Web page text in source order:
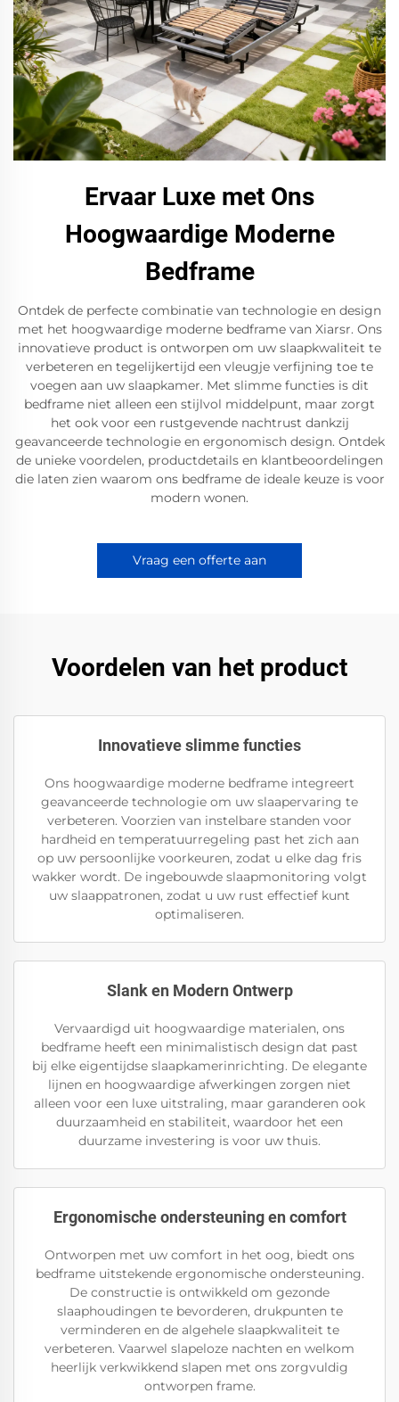
Ervaar Luxe met Ons
Hoogwaardige Moderne
Bedframe
Ontdek de perfecte combinatie van technologie en design
met het hoogwaardige moderne bedframe van Xiarsr. Ons
innovatieve product is ontworpen om uw slaapkwaliteit te
verbeteren en tegelijkertijd een vleugje verfijning toe te
voegen aan uw slaapkamer. Met slimme functies is dit
bedframe niet alleen een stijlvol middelpunt, maar zorgt
het ook voor een rustgevende nachtrust dankzij
geavanceerde technologie en ergonomisch design. Ontdek
de unieke voordelen, productdetails en klantbeoordelingen
die laten zien waarom ons bedframe de ideale keuze is voor
modern wonen.
Vraag een offerte aan
Voordelen van het product
Innovatieve slimme functies
Ons hoogwaardige moderne bedframe integreert
geavanceerde technologie om uw slaapervaring te
verbeteren. Voorzien van instelbare standen voor
hardheid en temperatuurregeling past het zich aan
op uw persoonlijke voorkeuren, zodat u elke dag fris
wakker wordt. De ingebouwde slaapmonitoring volgt
uw slaappatronen, zodat u uw rust effectief kunt
optimaliseren.
Slank en Modern Ontwerp
Vervaardigd uit hoogwaardige materialen, ons
bedframe heeft een minimalistisch design dat past
bij elke eigentijdse slaapkamerinrichting. De elegante
lijnen en hoogwaardige afwerkingen zorgen niet
alleen voor een luxe uitstraling, maar garanderen ook
duurzaamheid en stabiliteit, waardoor het een
duurzame investering is voor uw thuis.
Ergonomische ondersteuning en comfort
Ontworpen met uw comfort in het oog, biedt ons
bedframe uitstekende ergonomische ondersteuning.
De constructie is ontwikkeld om gezonde
slaaphoudingen te bevorderen, drukpunten te
verminderen en de algehele slaapkwaliteit te
verbeteren. Vaarwel slapeloze nachten en welkom
heerlijk verkwikkend slapen met ons zorgvuldig
ontworpen frame.